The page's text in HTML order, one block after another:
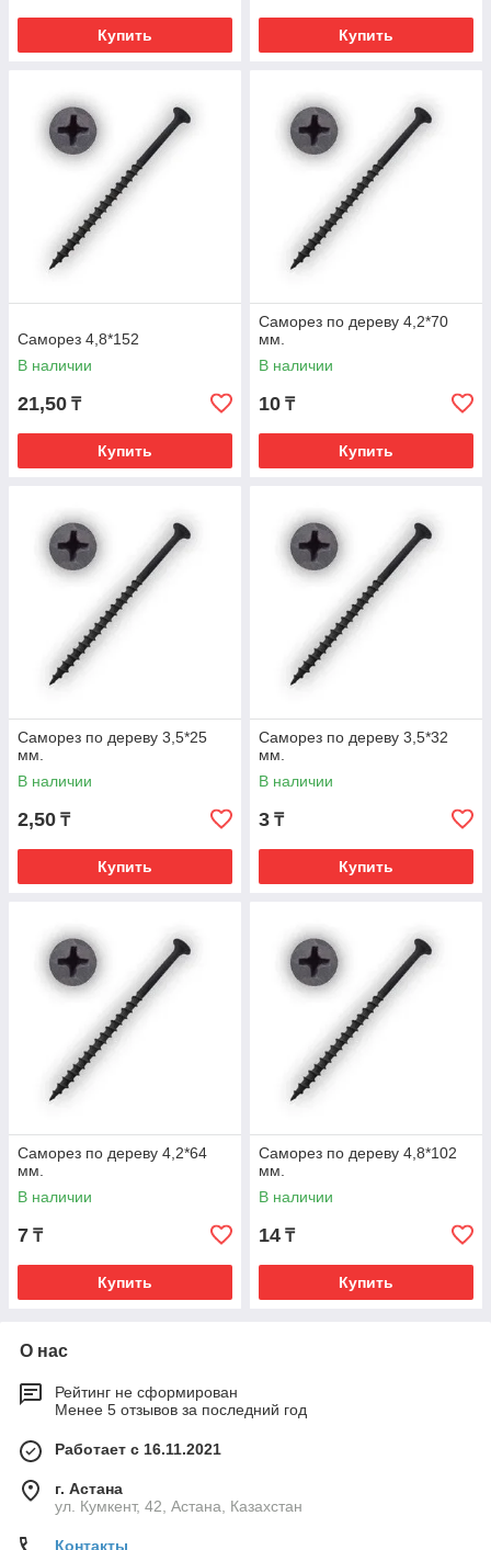
Купить Купить
Саморез 4,8*152
В наличии
21,50 ₸
Купить
Саморез по дереву 4,2*70
мм.
В наличии
10 ₸
Купить
Саморез по дереву 3,5*25
мм.
В наличии
2,50 ₸
Купить
Саморез по дереву 3,5*32
мм.
В наличии
3 ₸
Купить
Саморез по дереву 4,2*64
мм.
В наличии
7 ₸
Купить
Саморез по дереву 4,8*102
мм.
В наличии
14 ₸
Купить
О нас
Рейтинг не сформирован
Менее 5 отзывов за последний год
Работает с 16.11.2021
г. Астана
ул. Кумкент, 42, Астана, Казахстан
Контакты